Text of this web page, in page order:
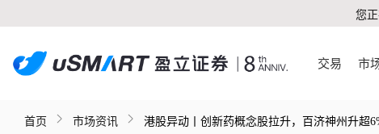
您
交易 市
首页 市场资讯 港股异动丨创新药概念股拉升，百济神州升超